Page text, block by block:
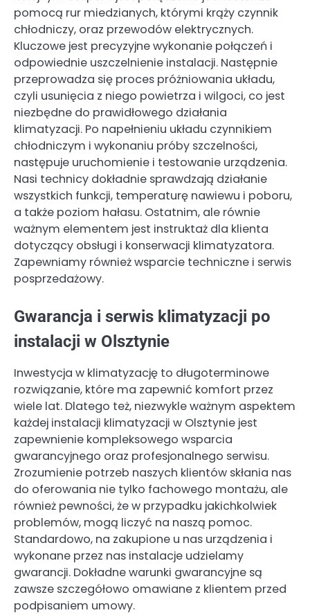
pomocą rur miedzianych, którymi krąży czynnik
chłodniczy, oraz przewodów elektrycznych.
Kluczowe jest precyzyjne wykonanie połączeń i
odpowiednie uszczelnienie instalacji. Następnie
przeprowadza się proces próżniowania układu,
czyli usunięcia z niego powietrza i wilgoci, co jest
niezbędne do prawidłowego działania
klimatyzacji. Po napełnieniu układu czynnikiem
chłodniczym i wykonaniu próby szczelności,
następuje uruchomienie i testowanie urządzenia.
Nasi technicy dokładnie sprawdzają działanie
wszystkich funkcji, temperaturę nawiewu i poboru,
a także poziom hałasu. Ostatnim, ale równie
ważnym elementem jest instruktaż dla klienta
dotyczący obsługi i konserwacji klimatyzatora.
Zapewniamy również wsparcie techniczne i serwis
posprzedażowy.
Gwarancja i serwis klimatyzacji po
instalacji w Olsztynie
Inwestycja w klimatyzację to długoterminowe
rozwiązanie, które ma zapewnić komfort przez
wiele lat. Dlatego też, niezwykle ważnym aspektem
każdej instalacji klimatyzacji w Olsztynie jest
zapewnienie kompleksowego wsparcia
gwarancyjnego oraz profesjonalnego serwisu.
Zrozumienie potrzeb naszych klientów skłania nas
do oferowania nie tylko fachowego montażu, ale
również pewności, że w przypadku jakichkolwiek
problemów, mogą liczyć na naszą pomoc.
Standardowo, na zakupione u nas urządzenia i
wykonane przez nas instalacje udzielamy
gwarancji. Dokładne warunki gwarancyjne są
zawsze szczegółowo omawiane z klientem przed
podpisaniem umowy.